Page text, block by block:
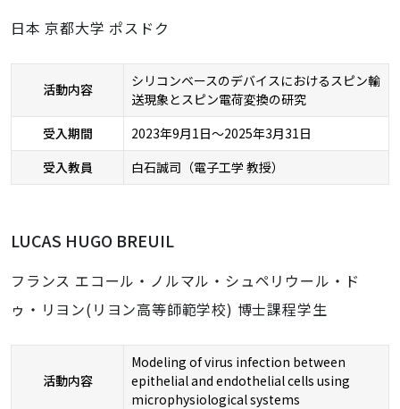
日本 京都大学 ポスドク
活動内容
シリコンベースのデバイスにおけるスピン輸
送現象とスピン電荷変換の研究
受入期間
2023年9月1日～2025年3月31日
受入教員
白石誠司（電子工学 教授）
LUCAS HUGO BREUIL
フランス エコール・ノルマル・シュペリウール・ド
ゥ・リヨン(リヨン高等師範学校) 博士課程学生
活動内容
Modeling of virus infection between
epithelial and endothelial cells using
microphysiological systems